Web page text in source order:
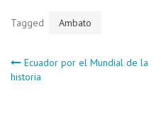
Tagged Ambato
Navegación
Ecuador por el Mundial de la
historia